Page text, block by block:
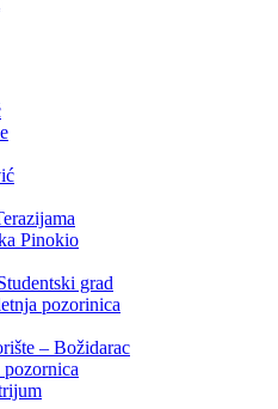
Pinokio
grad
pozorinica
– Božidarac